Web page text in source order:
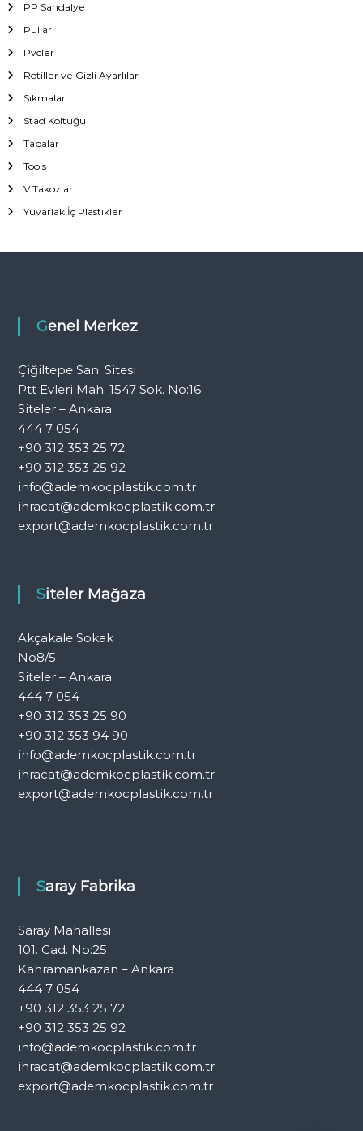
PP Sandalye
Pullar
Pvcler
Rotiller ve Gizli Ayarlılar
Sıkmalar
Stad Koltuğu
Tapalar
Tools
V Takozlar
Yuvarlak İç Plastikler
Genel Merkez
Çiğiltepe San. Sitesi
Ptt Evleri Mah. 1547 Sok. No:16
Siteler – Ankara
444 7 054
+90 312 353 25 72
+90 312 353 25 92
info@ademkocplastik.com.tr
ihracat@ademkocplastik.com.tr
export@ademkocplastik.com.tr
Siteler Mağaza
Akçakale Sokak
No8/5
Siteler – Ankara
444 7 054
+90 312 353 25 90
+90 312 353 94 90
info@ademkocplastik.com.tr
ihracat@ademkocplastik.com.tr
export@ademkocplastik.com.tr
Saray Fabrika
Saray Mahallesi
101. Cad. No:25
Kahramankazan – Ankara
444 7 054
+90 312 353 25 72
+90 312 353 25 92
info@ademkocplastik.com.tr
ihracat@ademkocplastik.com.tr
export@ademkocplastik.com.tr